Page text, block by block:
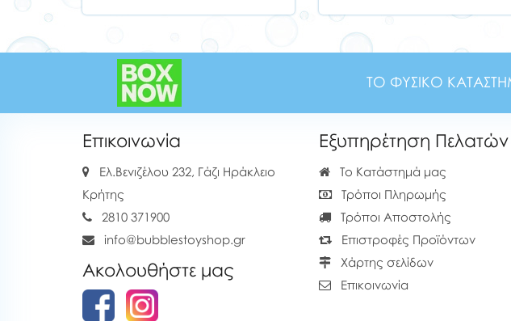
ΤΟ ΦΥΣΙΚΟ
Επικοινωνία
Ελ.Βενιζέλου 232, Γάζι Ηράκλειο
Κρήτης
2810 371900
info@bubblestoyshop.gr
Ακολουθήστε μας
Εξυπηρέτηση Πελατών
Το Κατάστημά μας
Τρόποι Πληρωμής
Τρόποι Αποστολής
Επιστροφές Προϊόντων
Χάρτης σελίδων
Επικοινωνία